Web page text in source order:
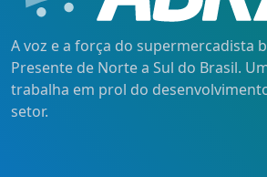
A voz e a força do supermercadista
Presente de Norte a Sul do Brasil.
trabalha em prol do
setor.